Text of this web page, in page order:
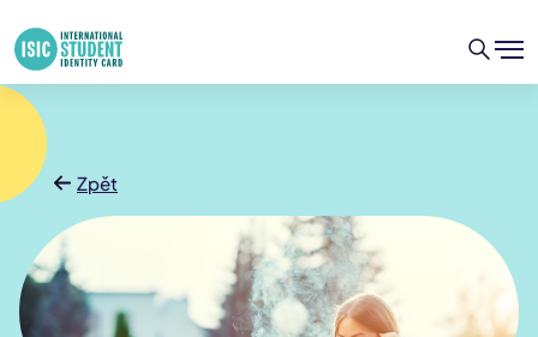
Zpět